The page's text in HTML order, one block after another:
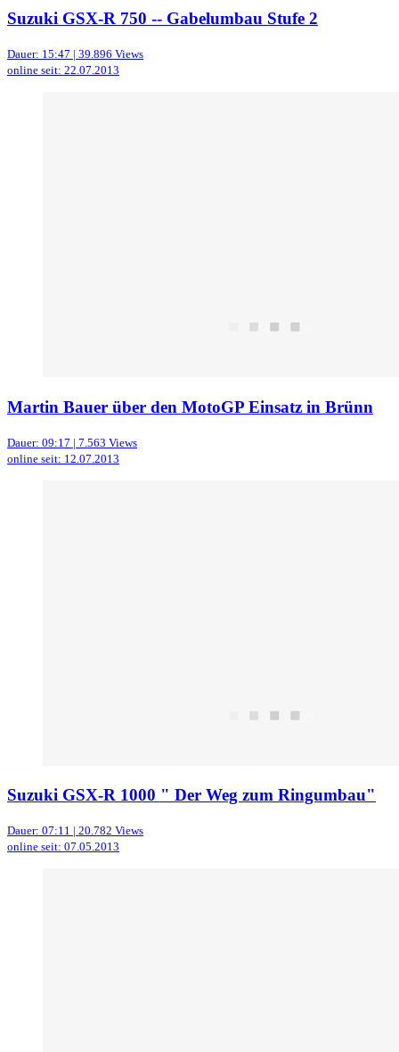
Suzuki GSX-R 750 -- Gabelumbau Stufe 2
Dauer: 15:47 | 39.896 Views
online seit: 22.07.2013
Martin Bauer über den MotoGP Einsatz in Brünn
Dauer: 09:17 | 7.563 Views
online seit: 12.07.2013
Suzuki GSX-R 1000 " Der Weg zum Ringumbau"
Dauer: 07:11 | 20.782 Views
online seit: 07.05.2013